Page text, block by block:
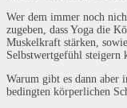
Wer dem immer noch
zugeben, dass Yoga die
Muskelkraft stärken,
Selbstwertgefühl steigern
Warum gibt es dann aber
bedingten körperlichen